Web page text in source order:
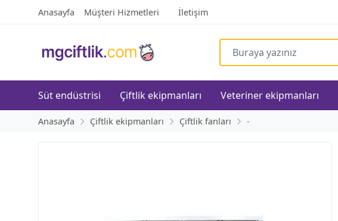
Anasayfa Müşteri Hizmetleri İletişim
Süt endüstrisi Çiftlik ekipmanları Veteriner ekipmanları
Anasayfa Çiftlik ekipmanları Çiftlik fanları -